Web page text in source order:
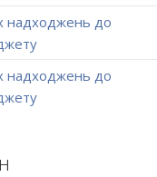
надходжень до
надходжень до